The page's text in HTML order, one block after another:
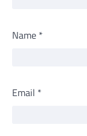
Name *
Email *